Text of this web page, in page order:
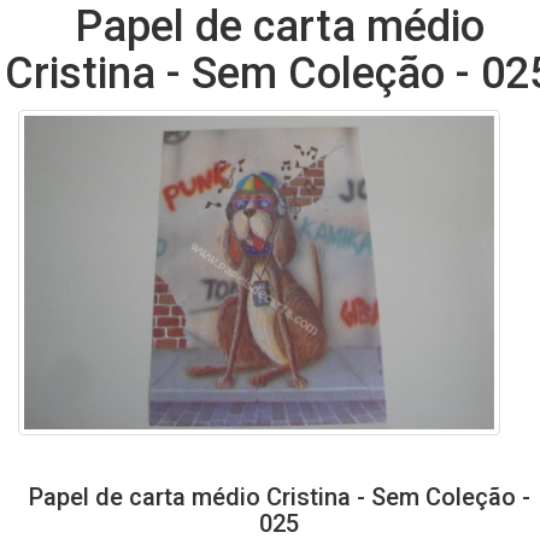
Papel de carta médio
Cristina - Sem Coleção -
Papel de carta médio Cristina - Sem Coleção -
025